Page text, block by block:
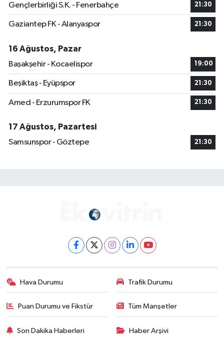
Gençlerbirliği S.K. - Fenerbahçe 21:30
Gaziantep FK - Alanyaspor 21:30
16 Ağustos, Pazar
Başakşehir - Kocaelispor
19:00
Beşiktaş - Eyüpspor 21:30
Amed - Erzurumspor FK 21:30
17 Ağustos, Pazartesi
Samsunspor - Göztepe
21:30
Hava Durumu Trafik Durumu
Puan Durumu ve Fikstür Tüm Manşetler
Son Dakika Haberleri Haber Arşivi